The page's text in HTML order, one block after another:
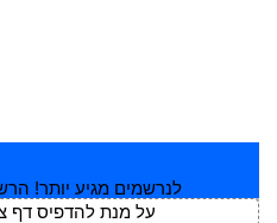
לנרשמים מגיע יותר!
על מנת להדפיס דף